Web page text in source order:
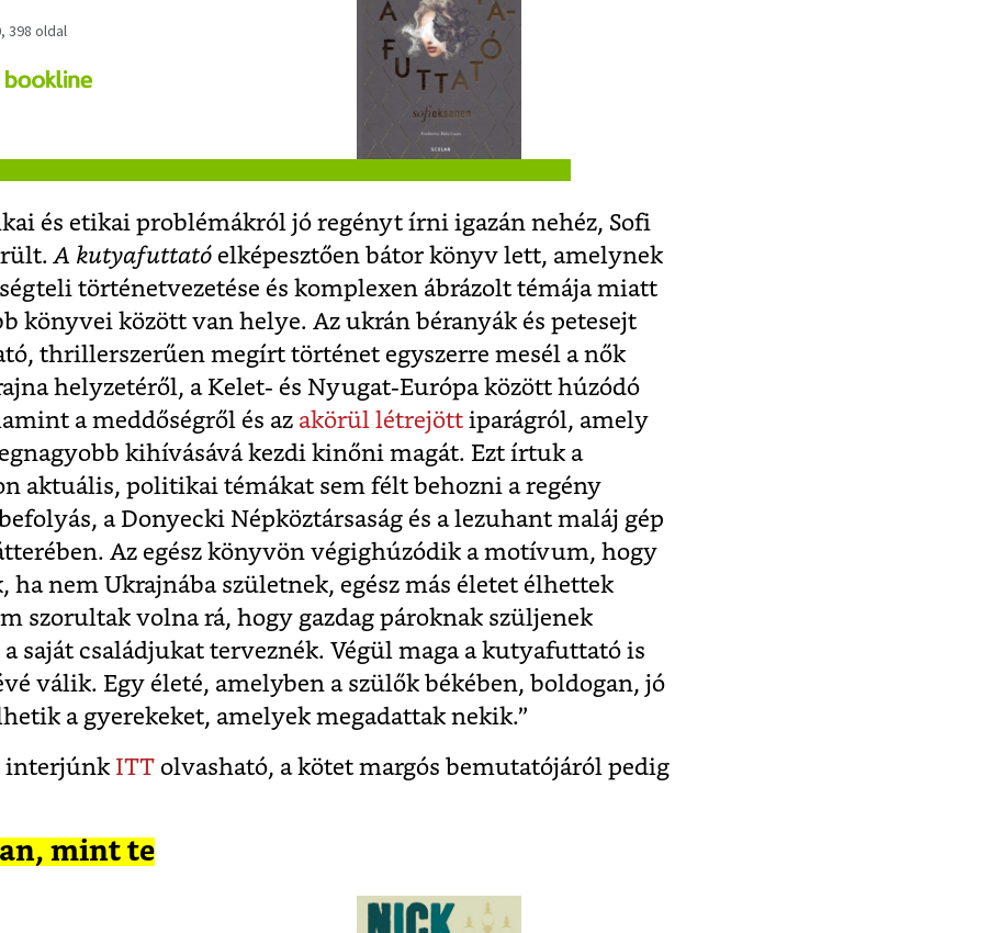
398 oldal
és etikai problémákról jó regényt írni igazán nehéz, Sofi
A kutyafuttató elképesztően bátor könyv lett, amelynek
történetvezetése és komplexen ábrázolt témája miatt
könyvei között van helye. Az ukrán béranyák és petesejt
thrillerszerűen megírt történet egyszerre mesél a nők
helyzetéről, a Kelet- és Nyugat-Európa között húzódó
a meddőségről és az akörül létrejött iparágról, amely
kihívásává kezdi kinőni magát. Ezt írtuk a
aktuális, politikai témákat sem félt behozni a regény
a Donyecki Népköztársaság és a lezuhant maláj gép
Az egész könyvön végighúzódik a motívum, hogy
ha nem Ukrajnába születnek, egész más életet élhettek
szorultak volna rá, hogy gazdag pároknak szüljenek
saját családjukat terveznék. Végül maga a kutyafuttató is
válik. Egy életé, amelyben a szülők békében, boldogan, jó
a gyerekeket, amelyek megadattak nekik.”
interjúnk ITT olvasható, a kötet margós bemutatójáról pedig
mint te